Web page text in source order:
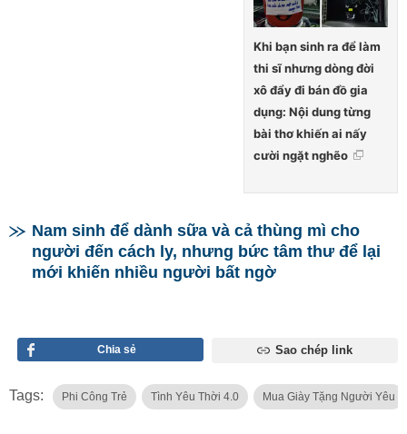
Khi bạn sinh ra để làm
thi sĩ nhưng dòng đời
xô đẩy đi bán đồ gia
dụng: Nội dung từng
bài thơ khiến ai nấy
cười ngặt nghẽo
Nam sinh để dành sữa và cả thùng mì cho
người đến cách ly, nhưng bức tâm thư để lại
mới khiến nhiều người bất ngờ
Chia sẻ Sao chép link
Tags: Phi Công Trẻ Tình Yêu Thời 4.0 Mua Giày Tặng Người Yêu